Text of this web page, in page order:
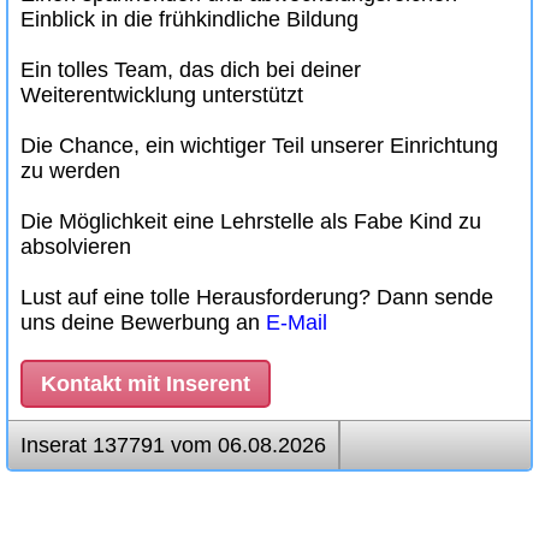
Einblick in die frühkindliche Bildung
Ein tolles Team, das dich bei deiner
Weiterentwicklung unterstützt
Die Chance, ein wichtiger Teil unserer Einrichtung
zu werden
Die Möglichkeit eine Lehrstelle als Fabe Kind zu
absolvieren
Lust auf eine tolle Herausforderung? Dann sende
uns deine Bewerbung an E-Mail
Kontakt mit Inserent
Inserat 137791 vom 06.08.2026